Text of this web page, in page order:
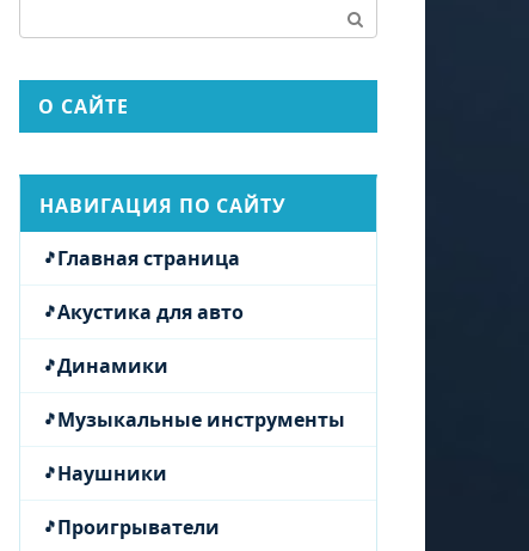
О САЙТЕ
НАВИГАЦИЯ ПО САЙТУ
Главная страница
Акустика для авто
Динамики
Музыкальные инструменты
Наушники
Проигрыватели